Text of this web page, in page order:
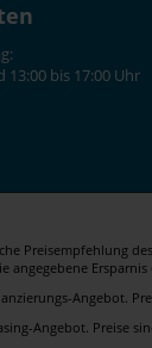
13:00 bis 17:00 Uhr
Preisempfehlung
angegebene
Angebot.
Angebot. Preise